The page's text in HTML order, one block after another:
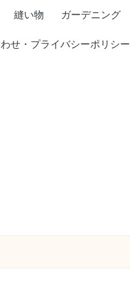
縫い物 ガーデニング
せ・プライバシーポリシー